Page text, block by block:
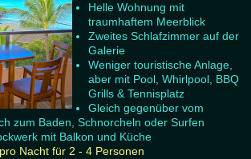
Helle Wohnung mit
traumhaftem Meerblick
Zweites Schlafzimmer auf der
Galerie
Weniger touristische Anlage,
aber mit Pool, Whirlpool, BBQ
Grills & Tennisplatz
Gleich gegenüber vom
zum Baden, Schnorcheln oder Surfen
mit Balkon und Küche
Nacht für 2 - 4 Personen